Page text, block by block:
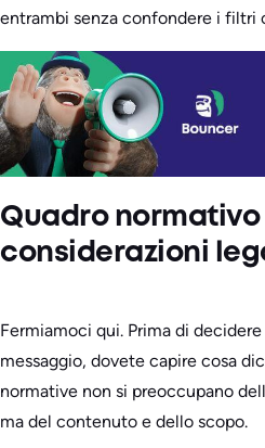
entrambi senza confondere i filtri
Quadro normativo
considerazioni
Fermiamoci qui. Prima di
messaggio, dovete capire cosa
normative non si preoccupano
ma del contenuto e dello scopo.